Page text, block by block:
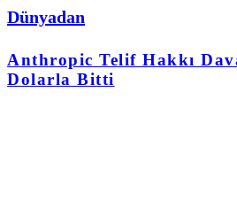
Dünyadan
Anthropic Telif Hakkı
Dolarla Bitti